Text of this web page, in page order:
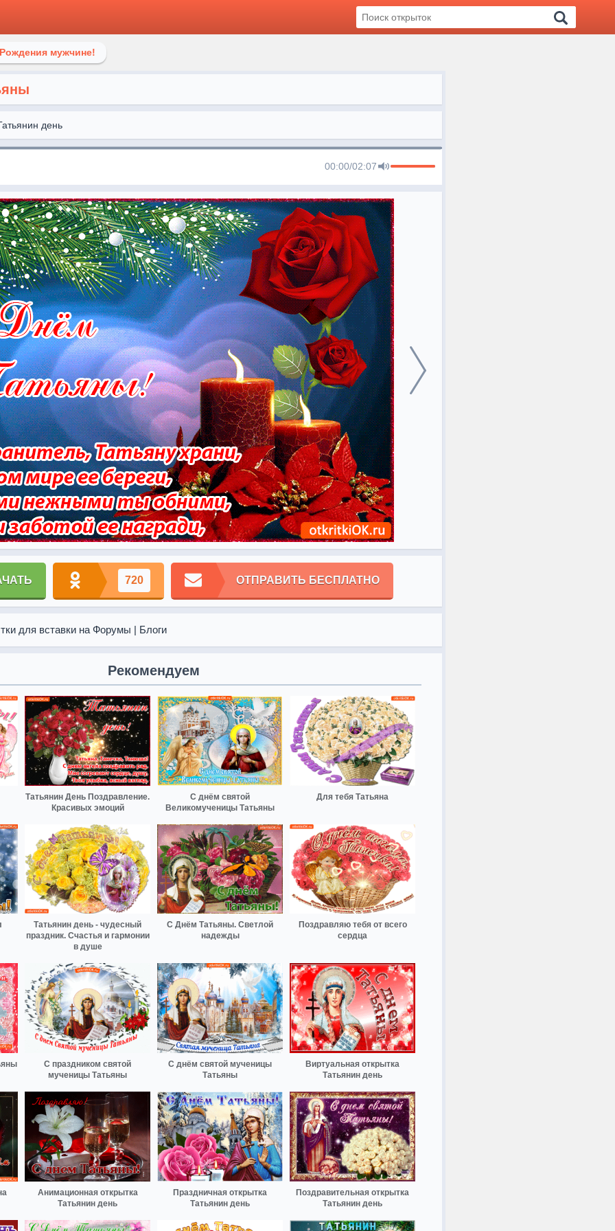
мужчине!
день
00:00/02:07
720 ОТПРАВИТЬ БЕСПЛАТНО
для вставки на Форумы | Блоги
Рекомендуем
Татьянин День Поздравление.
Красивых эмоций
С днём святой
Великомученицы Татьяны
Для тебя Татьяна
Татьянин день - чудесный
праздник. Счастья и гармонии
в душе
С Днём Татьяны. Светлой
надежды
Поздравляю тебя от всего
сердца
С праздником святой
мученицы Татьяны
С днём святой мученицы
Татьяны
Виртуальная открытка
Татьянин день
Анимационная открытка
Татьянин день
Праздничная открытка
Татьянин день
Поздравительная открытка
Татьянин день